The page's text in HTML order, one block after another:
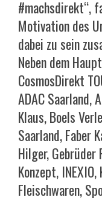
#machsdirekt“,
Motivation des
dabei zu sein
Neben dem
CosmosDirekt
ADAC Saarland,
Klaus, Boels
Saarland, Faber
Hilger, Gebrüder
Konzept,
Fleischwaren,